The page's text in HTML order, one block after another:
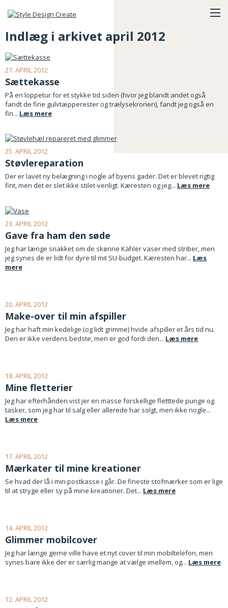
Indlæg i arkivet april 2012
27. APRIL 2012
Sættekasse
På en loppetur for et stykke tid siden (hvor jeg blandt andet også
fandt de fine gulvtæpperester og trælysekronen), fandt jeg også en
fin... Læs mere
25. APRIL 2012
Støvlereparation
Der er lavet ny belægning i nogle af byens gader. Det er blevet rigtig
fint, men det er slet ikke stilet-venligt. Kæresten og jeg... Læs mere
23. APRIL 2012
Gave fra ham den søde
Jeg har længe snakket om de skønne Kähler vaser med striber, men
jeg synes de er lidt for dyre til mit SU-budget. Kæresten har... Læs
mere
20. APRIL 2012
Make-over til min afspiller
Jeg har haft min kedelige (og lidt grimme) hvide afspiller et års tid nu.
Den er ikke verdens bedste, men er god fordi den... Læs mere
18. APRIL 2012
Mine fletterier
Jeg har efterhånden vist jer en masse forskellige fletttede punge og
tasker, som jeg har til salg eller allerede har solgt, men ikke nogle...
Læs mere
17. APRIL 2012
Mærkater til mine kreationer
Se hvad der lå i min postkasse i går. De fineste stofmærker som er lige
til at stryge eller sy på mine kreationer. Det... Læs mere
14. APRIL 2012
Glimmer mobilcover
Jeg har længe gerne ville have et nyt cover til min mobiltelefon, men
synes bare ikke der er særlig mange at vælge imellem, og... Læs mere
12. APRIL 2012